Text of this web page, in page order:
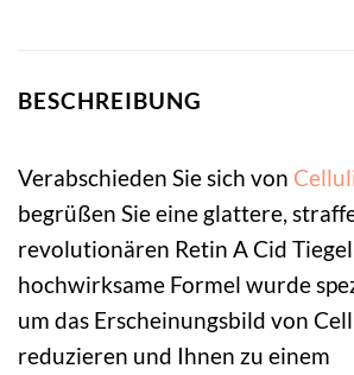
BESCHREIBUNG
Verabschieden Sie sich von
begrüßen Sie eine glattere,
revolutionären Retin A Cid
hochwirksame Formel wurde
um das Erscheinungsbild von
reduzieren und Ihnen zu einem